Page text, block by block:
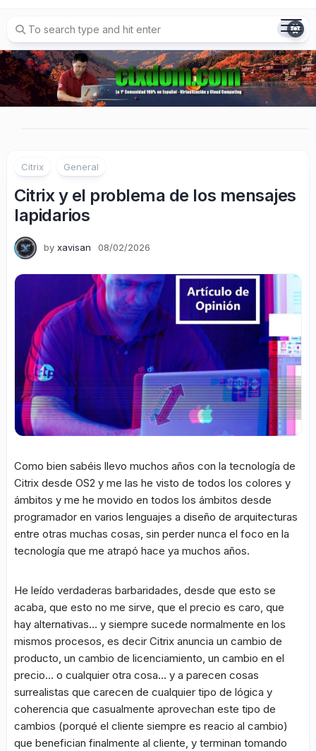
content
Citrix General
Citrix y el problema de los mensajes
lapidarios
by xavisan 08/02/2026
Como bien sabéis llevo muchos años con la tecnología de
Citrix desde OS2 y me las he visto de todos los colores y
ámbitos y me he movido en todos los ámbitos desde
programador en varios lenguajes a diseño de arquitecturas
entre otras muchas cosas, sin perder nunca el foco en la
tecnología que me atrapó hace ya muchos años.
He leído verdaderas barbaridades, desde que esto se
acaba, que esto no me sirve, que el precio es caro, que
hay alternativas… y siempre sucede normalmente en los
mismos procesos, es decir Citrix anuncia un cambio de
producto, un cambio de licenciamiento, un cambio en el
precio… o cualquier otra cosa… y a parecen cosas
surrealistas que carecen de cualquier tipo de lógica y
coherencia que casualmente aprovechan este tipo de
cambios (porqué el cliente siempre es reacio al cambio)
que benefician finalmente al cliente, y terminan tomando